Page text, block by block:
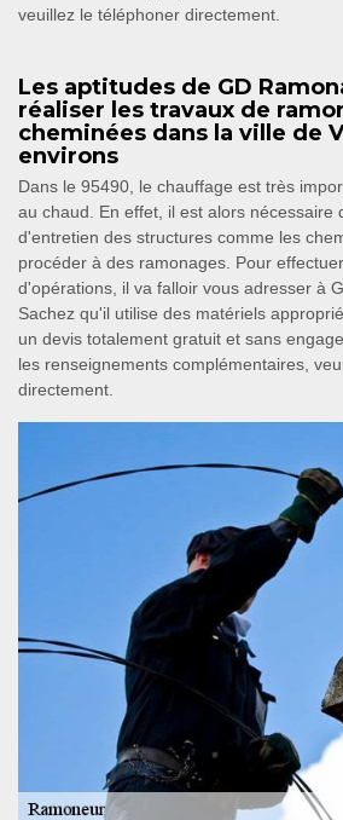
veuillez le téléphoner directement.
Les aptitudes de GD
réaliser les travaux de
cheminées dans la ville de
environs
Dans le 95490, le chauffage est très
au chaud. En effet, il est alors nécessaire
d'entretien des structures comme les
procéder à des ramonages. Pour
d'opérations, il va falloir vous adresser à
Sachez qu'il utilise des matériels
un devis totalement gratuit et sans
les renseignements complémentaires,
directement.